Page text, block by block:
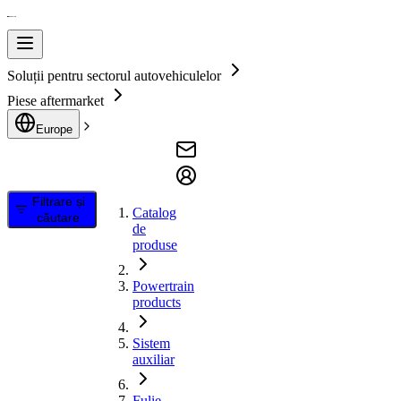
Soluții pentru sectorul autovehiculelor
Piese aftermarket
Europe
Filtrare și
căutare
Catalog
de
produse
Powertrain
products
Sistem
auxiliar